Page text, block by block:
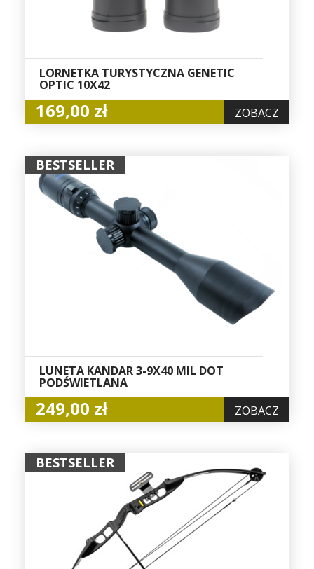
LORNETKA TURYSTYCZNA GENETIC
OPTIC 10X42
169,00 zł ZOBACZ
BESTSELLER
LUNETA KANDAR 3-9X40 MIL DOT
PODŚWIETLANA
249,00 zł ZOBACZ
BESTSELLER